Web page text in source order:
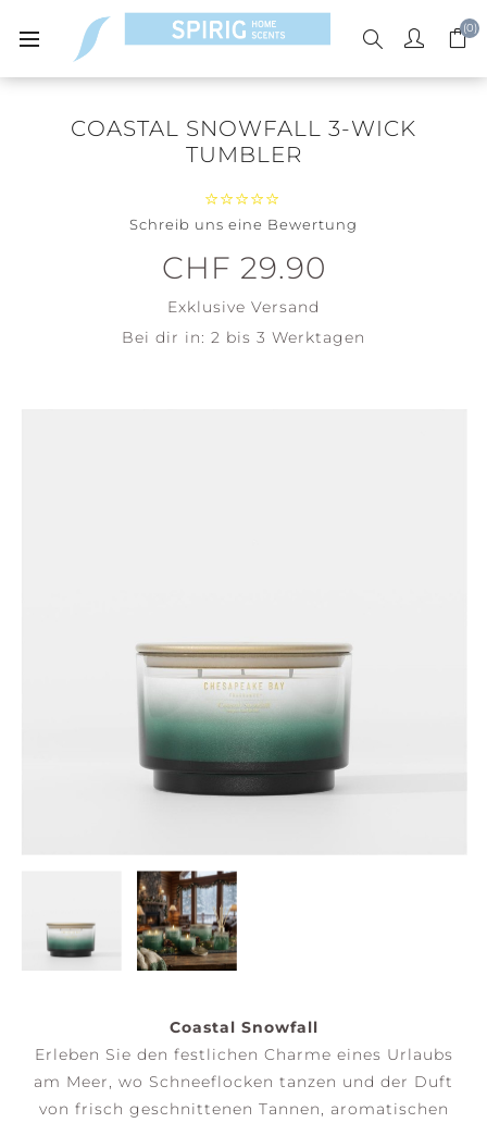
(0)
COASTAL SNOWFALL 3-WICK
TUMBLER
Schreib uns eine Bewertung
CHF 29.90
Exklusive Versand
Bei dir in: 2 bis 3 Werktagen
Coastal Snowfall
Erleben Sie den festlichen Charme eines Urlaubs
am Meer, wo Schneeflocken tanzen und der Duft
von frisch geschnittenen Tannen, aromatischen